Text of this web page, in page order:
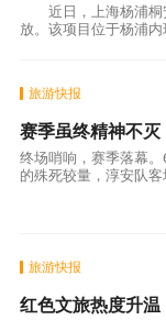
近日，上海杨浦桐
放。该项目位于杨浦
旅游快报
赛季虽终精神不灭
终场哨响，赛季落幕
的殊死较量，淳安队
旅游快报
红色文旅热度升